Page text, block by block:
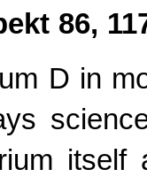
86,
D in